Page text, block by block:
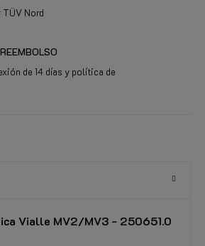
Nord
de 14 días y política de
Vialle MV2/MV3 - 250651.0